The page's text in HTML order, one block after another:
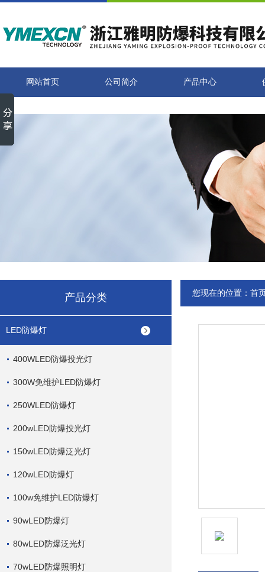
网站首页 公司简介 产品中心
产品分类
LED防爆灯
400WLED防爆投光灯
300W免维护LED防爆灯
250WLED防爆灯
200wLED防爆投光灯
150wLED防爆泛光灯
120wLED防爆灯
100w免维护LED防爆灯
90wLED防爆灯
80wLED防爆泛光灯
70wLED防爆照明灯
您现在的位置： 首